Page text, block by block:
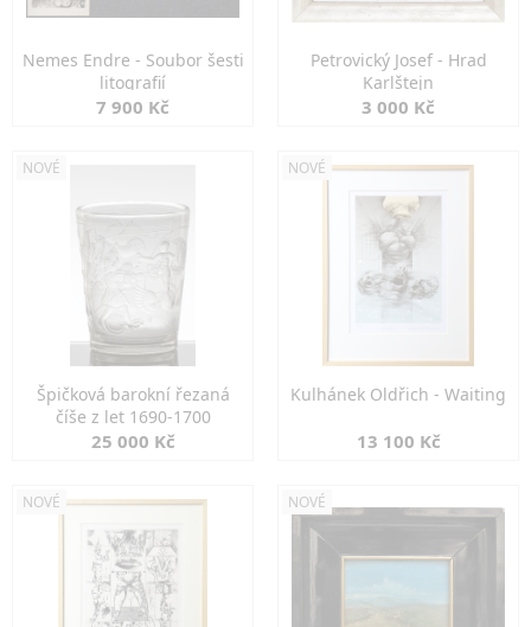
Nemes Endre - Soubor šesti
litografií
7 900 Kč
Petrovický Josef - Hrad
Karlštejn
3 000 Kč
NOVÉ
Špičková barokní řezaná
číše z let 1690-1700
25 000 Kč
NOVÉ
Kulhánek Oldřich - Waiting
13 100 Kč
NOVÉ NOVÉ